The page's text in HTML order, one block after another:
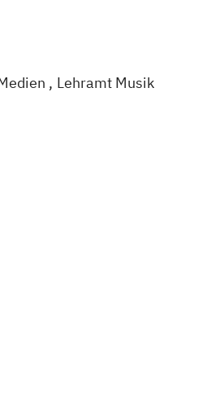
Lehramt Musik